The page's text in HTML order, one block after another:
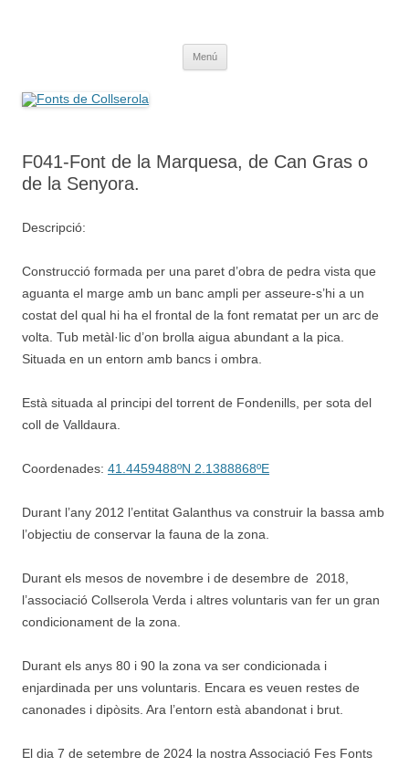
Menú
F041-Font de la Marquesa, de Can Gras o
de la Senyora.
Descripció:
Construcció formada per una paret d’obra de pedra vista que
aguanta el marge amb un banc ampli per asseure-s’hi a un
costat del qual hi ha el frontal de la font rematat per un arc de
volta. Tub metàl·lic d’on brolla aigua abundant a la pica.
Situada en un entorn amb bancs i ombra.
Està situada al principi del torrent de Fondenills, per sota del
coll de Valldaura.
Coordenades: 41.4459488ºN 2.1388868ºE
Durant l’any 2012 l’entitat Galanthus va construir la bassa amb
l’objectiu de conservar la fauna de la zona.
Durant els mesos de novembre i de desembre de 2018,
l’associació Collserola Verda i altres voluntaris van fer un gran
condicionament de la zona.
Durant els anys 80 i 90 la zona va ser condicionada i
enjardinada per uns voluntaris. Encara es veuen restes de
canonades i dipòsits. Ara l’entorn està abandonat i brut.
El dia 7 de setembre de 2024 la nostra Associació Fes Fonts